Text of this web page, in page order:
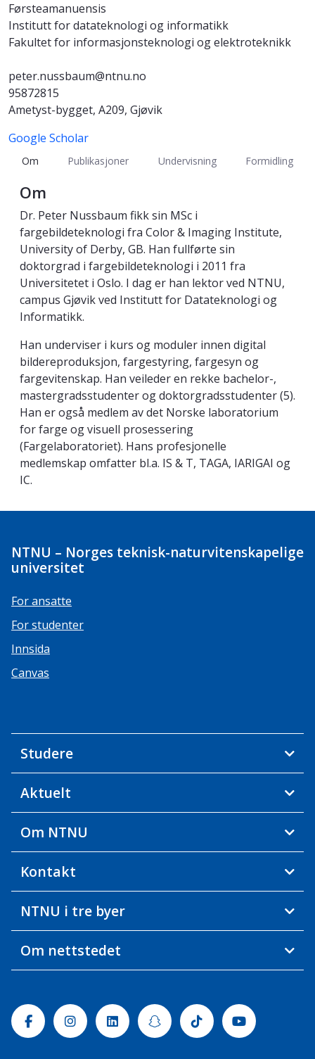
Førsteamanuensis
Institutt for datateknologi og informatikk
Fakultet for informasjonsteknologi og elektroteknikk
peter.nussbaum@ntnu.no
95872815
Ametyst-bygget, A209, Gjøvik
Google Scholar
Om Publikasjoner Undervisning Formidling
Om
Dr. Peter Nussbaum fikk sin MSc i
fargebildeteknologi fra Color & Imaging Institute,
University of Derby, GB. Han fullførte sin
doktorgrad i fargebildeteknologi i 2011 fra
Universitetet i Oslo. I dag er han lektor ved NTNU,
campus Gjøvik ved Institutt for Datateknologi og
Informatikk.
Han underviser i kurs og moduler innen digital
bildereproduksjon, fargestyring, fargesyn og
fargevitenskap. Han veileder en rekke bachelor-,
mastergradsstudenter og doktorgradsstudenter (5).
Han er også medlem av det Norske laboratorium
for farge og visuell prosessering
(Fargelaboratoriet). Hans profesjonelle
medlemskap omfatter bl.a. IS & T, TAGA, IARIGAI og
IC.
NTNU – Norges teknisk-naturvitenskapelige
universitet
For ansatte
For studenter
Innsida
Canvas
Studere
Aktuelt
Om NTNU
Kontakt
NTNU i tre byer
Om nettstedet
FacebookInstagramLinkedinSnapchatTiktok Youtube